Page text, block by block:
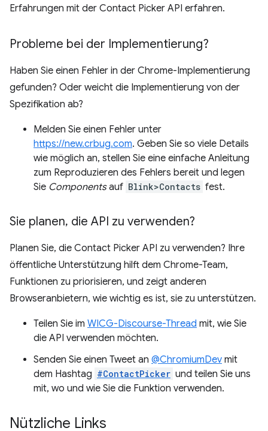
Erfahrungen mit der Contact Picker API erfahren.
Probleme bei der Implementierung?
Haben Sie einen Fehler in der Chrome-Implementierung
gefunden? Oder weicht die Implementierung von der
Spezifikation ab?
Melden Sie einen Fehler unter
https://new.crbug.com. Geben Sie so viele Details
wie möglich an, stellen Sie eine einfache Anleitung
zum Reproduzieren des Fehlers bereit und legen
Sie Componentsauf Blink>Contacts fest.
Sie planen, die API zu verwenden?
Planen Sie, die Contact Picker API zu verwenden? Ihre
öffentliche Unterstützung hilft dem Chrome-Team,
Funktionen zu priorisieren, und zeigt anderen
Browseranbietern, wie wichtig es ist, sie zu unterstützen.
Teilen Sie im WICG-Discourse-Thread mit, wie Sie
die API verwenden möchten.
Senden Sie einen Tweet an @ChromiumDev mit
dem Hashtag #ContactPicker und teilen Sie uns
mit, wo und wie Sie die Funktion verwenden.
Nützliche Links